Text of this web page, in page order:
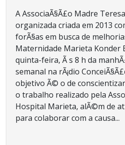
A AssociaÃ§Ã£o Madre
organizada criada em 2013
forÃ§as em busca de
Maternidade Marieta Konder
quinta-feira, Ã s 8 h da
semanal na rÃ¡dio
objetivo Ã© o de
o trabalho realizado pela
Hospital Marieta, alÃ©m de
para colaborar com a causa...